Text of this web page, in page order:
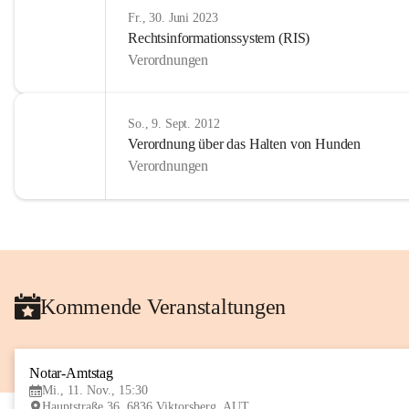
Fr., 30. Juni 2023
Rechtsinformationssystem (RIS)
Verordnungen
So., 9. Sept. 2012
Verordnung über das Halten von Hunden
Verordnungen
Kommende Veranstaltungen
Notar-Amtstag
Mi., 11. Nov., 15:30